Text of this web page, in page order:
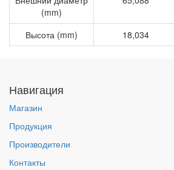
(mm)
Высота (mm) 18,034
Навигация
Магазин
Продукция
Производители
Контакты